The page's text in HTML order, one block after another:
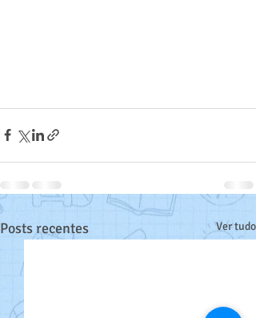
Posts recentes Ver tudo